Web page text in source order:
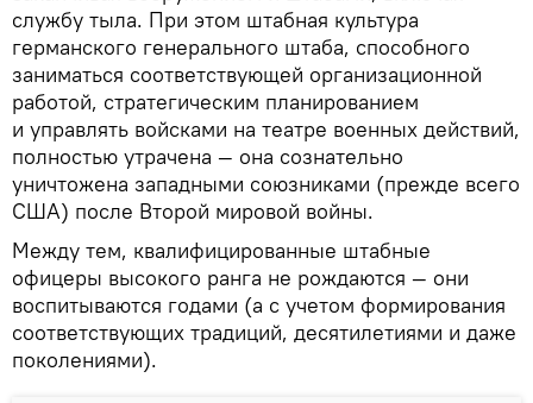
службу тыла. При этом штабная культура
германского генерального штаба, способного
заниматься соответствующей организационной
работой, стратегическим планированием
и управлять войсками на театре военных действий,
полностью утрачена — она сознательно
уничтожена западными союзниками (прежде всего
США) после Второй мировой войны.
Между тем, квалифицированные штабные
офицеры высокого ранга не рождаются — они
воспитываются годами (а с учетом формирования
соответствующих традиций, десятилетиями и даже
поколениями).